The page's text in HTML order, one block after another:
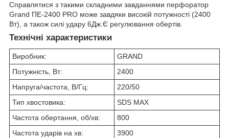
Справлятися з такими складними завданнями перфоратор
Grand ПЕ-2400 PRO може завдяки високій потужності (2400
Вт), а також силі удару 6Дж.Є регулювання обертів.
Технічні характеристики
Виробник:
GRAND
Потужність, Вт:
2400
Напруга/частота, В/Гц:
220/50
Тип хвостовика:
SDS MAX
Частота обертання, об/хв:
800
Частота ударів на хв:
3900